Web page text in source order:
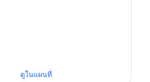
ดูในแผนที่